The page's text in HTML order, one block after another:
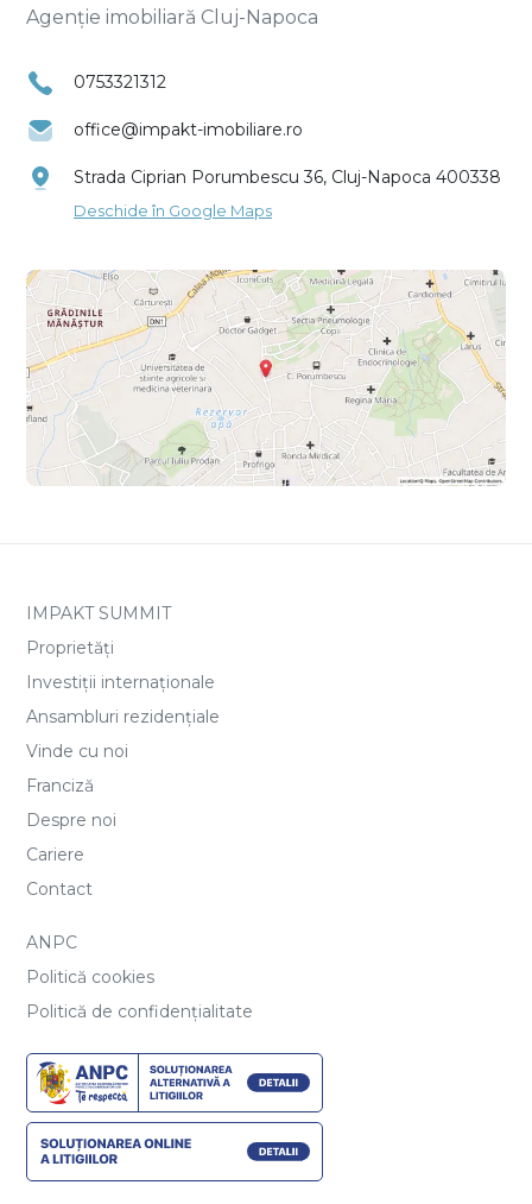
Agenție imobiliară Cluj-Napoca
0753321312
office@impakt-imobiliare.ro
Strada Ciprian Porumbescu 36, Cluj-Napoca 400338
Deschide în Google Maps
IMPAKT SUMMIT
Proprietăți
Investiții internaționale
Ansambluri rezidențiale
Vinde cu noi
Franciză
Despre noi
Cariere
Contact
ANPC
Politică cookies
Politică de confidențialitate